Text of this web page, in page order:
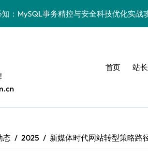
：MySQL事务精控与安全科技优化实战
进阶：巧用MySQL事务控制解锁科技新战力
揭秘：MySQL事务控制进阶实战，工程
进阶：MySQL事务处理科技赋能，技术实
进阶实战：解锁后端事务处理与科技驱动
事务精要：iOS后端开发科技实战，技术
首页 站
态 2025 新媒体时代网站转型策略路